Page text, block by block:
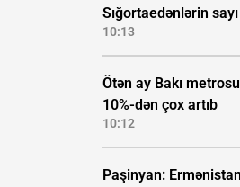
Sığortaedənlərin
10:13
Ötən ay Bakı
10%-dən çox artıb
10:12
Paşinyan: